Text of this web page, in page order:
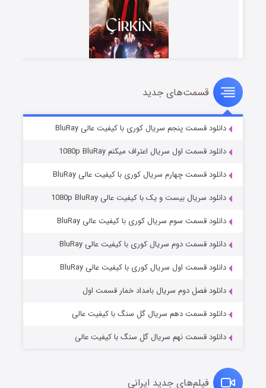
سریال زشت
قسمت۵ (زیرنویس) منتشر شد
وستی ها
قسمت۱ (زیرنویس) منتشر شد
قسمت‌های جدید
دانلود قسمت پنجم سریال کوری با کیفیت عالی BluRay
دانلود قسمت اول سریال اعتراف میکنم 1080p BluRay
دانلود قسمت چهارم سریال کوری با کیفیت عالی BluRay
دانلود سریال بیست و یک با کیفیت عالی 1080p BluRay
دانلود قسمت سوم سریال کوری با کیفیت عالی BluRay
دانلود قسمت دوم سریال کوری با کیفیت عالی BluRay
دانلود قسمت اول سریال کوری با کیفیت عالی BluRay
دانلود فصل دوم سریال بامداد خمار قسمت اول
دانلود قسمت دهم سریال گل سنگ با کیفیت عالی
دانلود قسمت نهم سریال گل سنگ با کیفیت عالی
فیلم‌های جدید ایرانی